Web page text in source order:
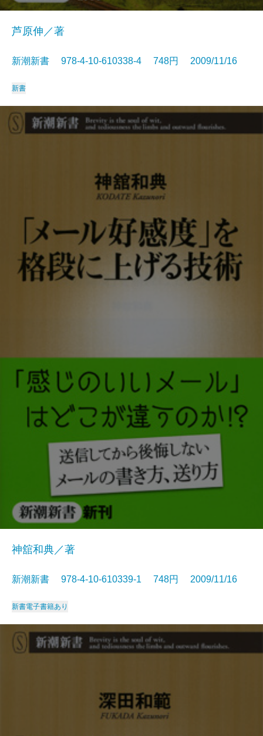
芦原伸／著
新潮新書 978-4-10-610338-4 748円 2009/11/16
新書
神舘和典／著
新潮新書 978-4-10-610339-1 748円 2009/11/16
新書電子書籍あり